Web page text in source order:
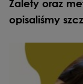
Zalety oraz
opisaliśmy